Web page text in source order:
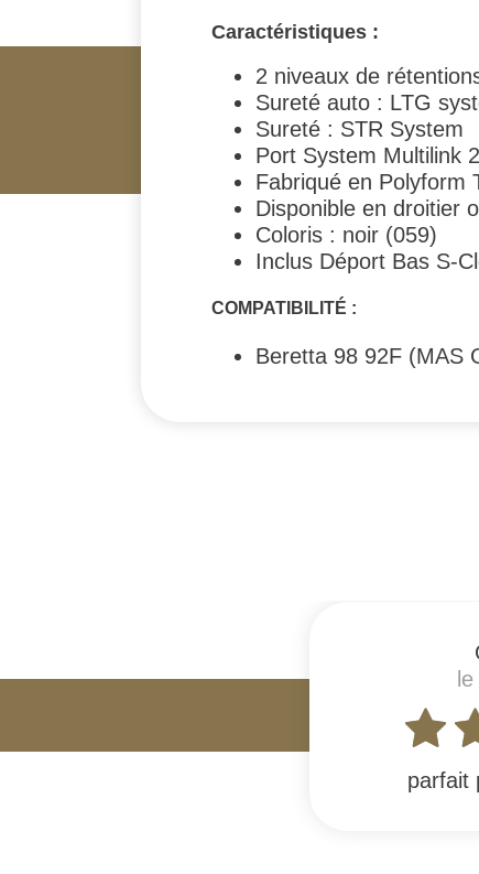
Caractéristiques :
2 niveaux de
Sureté auto : LTG
Sureté : STR System
Port System Multilink
Fabriqué en Polyform
Disponible en droitier
Coloris : noir (059)
Inclus Déport Bas S-
COMPATIBILITÉ :
Beretta 98 92F (MAS
parfait